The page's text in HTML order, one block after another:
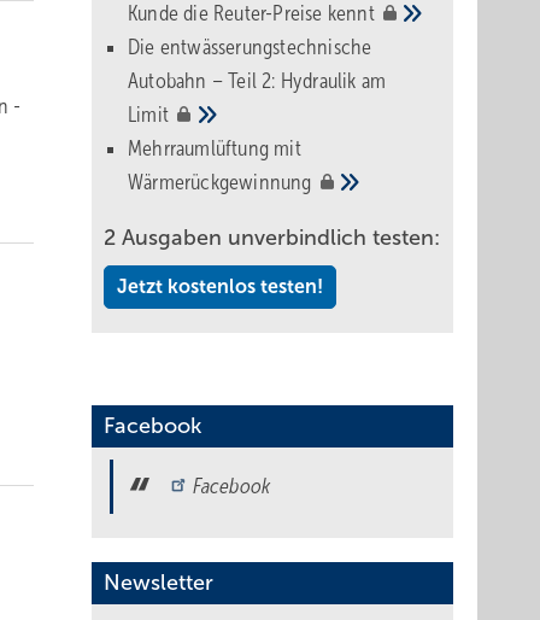
Kunde die Reuter-Preise kennt
Die entwässerungstechnische
Autobahn – Teil 2: Hydraulik am
Limit
Mehrraumlüftung mit
Wärmerückgewinnung
2 Ausgaben unverbindlich testen:
Jetzt kostenlos testen!
Facebook
Facebook
Newsletter